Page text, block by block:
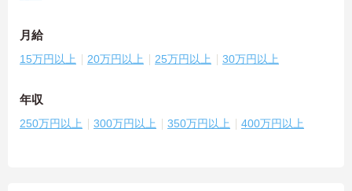
月給
15万円以上 20万円以上 25万円以上 30万円以上
年収
250万円以上 300万円以上 350万円以上 400万円以上